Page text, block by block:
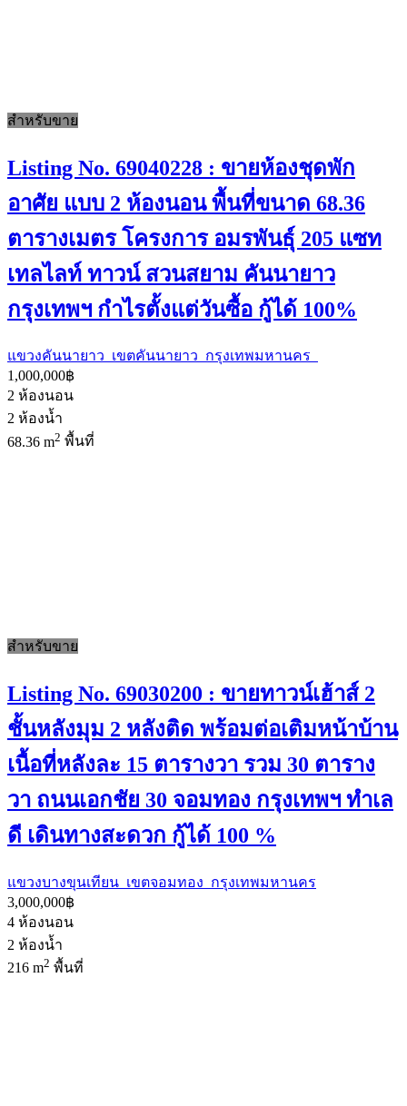
สำหรับขาย
Listing No. 69040228 : ขายห้องชุดพัก
อาศัย แบบ 2 ห้องนอน พื้นที่ขนาด 68.36
ตารางเมตร โครงการ อมรพันธุ์ 205 แซท
เทลไลท์ ทาวน์ สวนสยาม คันนายาว
กรุงเทพฯ กำไรตั้งแต่วันซื้อ กู้ได้ 100%
แขวงคันนายาว เขตคันนายาว กรุงเทพมหานคร
1,000,000฿
2 ห้องนอน
2 ห้องน้ำ
68.36 m2 พื้นที่
สำหรับขาย
Listing No. 69030200 : ขายทาวน์เฮ้าส์ 2
ชั้นหลังมุม 2 หลังติด พร้อมต่อเติมหน้าบ้าน
เนื้อที่หลังละ 15 ตารางวา รวม 30 ตาราง
วา ถนนเอกชัย 30 จอมทอง กรุงเทพฯ ทำเล
ดี เดินทางสะดวก กู้ได้ 100 %
แขวงบางขุนเทียน เขตจอมทอง กรุงเทพมหานคร
3,000,000฿
4 ห้องนอน
2 ห้องน้ำ
216 m2 พื้นที่